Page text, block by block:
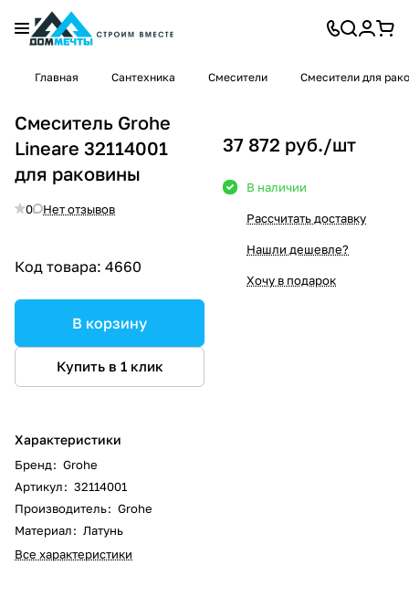
Главная Сантехника Смесители Смесители для
Смеситель Grohe
Lineare 32114001
для раковины
0 Нет отзывов
Код товара: 4660
В корзину
Купить в 1 клик
Характеристики
Бренд: Grohe
Артикул: 32114001
Производитель: Grohe
Материал: Латунь
Все характеристики
37 872 руб./шт
В наличии
Рассчитать доставку
Нашли дешевле?
Хочу в подарок